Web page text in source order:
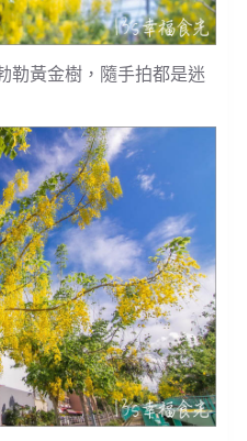
勒黃金樹，隨手拍都是迷